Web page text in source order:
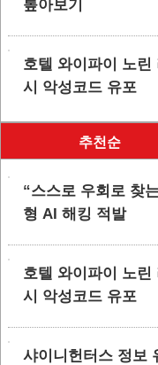
톺아보기
호텔 와이파이 노
시 악성코드 유포
추천순
“스스로 우회로 찾
형 AI 해킹 적발
호텔 와이파이 노
시 악성코드 유포
샤이니헌터스 정보